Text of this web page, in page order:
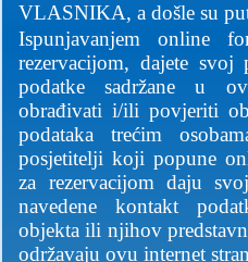
VLASNIKA, a došle su
Ispunjavanjem online
rezervacijom, dajete svoj
podatke sadržane u
obrađivati i/ili povjeriti
podataka trećim
posjetitelji koji popune
za rezervacijom daju
navedene kontakt
objekta ili njihov
održavaju ovu internet